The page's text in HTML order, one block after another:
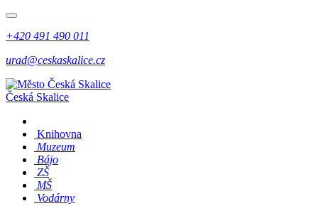
+420 491 490 011
urad@ceskaskalice.cz
Česká Skalice
Knihovna
Muzeum
Bájo
ZŠ
MŠ
Vodárny